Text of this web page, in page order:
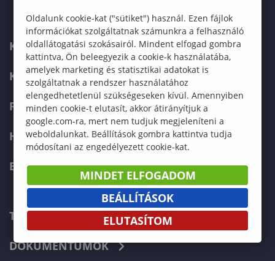
KARUNK
KÉPZÉSEK
FELVÉTELIZŐKNEK
HALLGATÓKNAK
ERASMUS+
TELEFONKÖNYV
DOKUMENTUMOK
Oldalunk cookie-kat ("sütiket") használ. Ezen fájlok
információkat szolgáltatnak számunkra a felhasználó
oldallátogatási szokásairól. Mindent elfogad gombra
kattintva, Ön beleegyezik a cookie-k használatába,
amelyek marketing és statisztikai adatokat is
szolgáltatnak a rendszer használatához
elengedhetetlenül szükségeseken kívül. Amennyiben
minden cookie-t elutasít, akkor átirányítjuk a
google.com-ra, mert nem tudjuk megjeleníteni a
weboldalunkat. Beállítások gombra kattintva tudja
módosítani az engedélyezett cookie-kat.
MINDET ELFOGADOM
BEÁLLÍTÁSOK
ELUTASÍTOM